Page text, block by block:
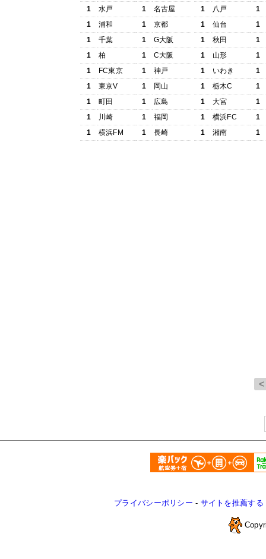
1
水戸 1
名古屋
1
浦和 1
京都
1
千葉 1
G大阪
1
柏 1
C大阪
1
FC東京 1
神戸
1
東京V 1
岡山
1
町田 1
広島
1
川崎 1
福岡
1
横浜FM 1 長崎
1
八戸
1
1
仙台
1
1
秋田
1
1
山形
1
1
いわき
1
1
栃木C
1
1
大宮
1
1
横浜FC
1
1
湘南 1
プライバシーポリシー - サイトを推薦する